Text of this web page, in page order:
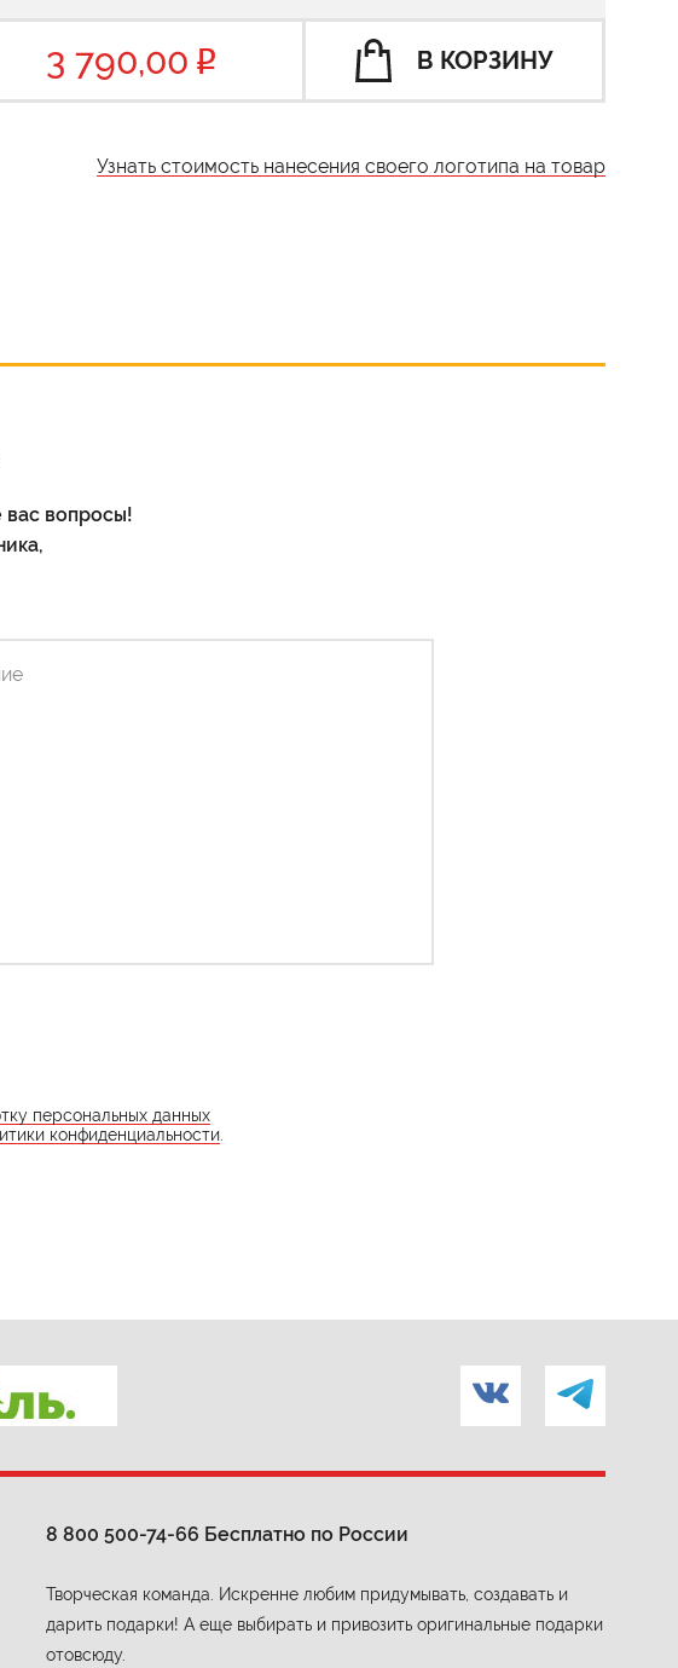
3 790,00 В КОРЗИНУ
Узнать стоимость нанесения своего логотипа на товар
вопросы!
персональных данных
конфиденциальности
8 800 500-74-66 Бесплатно по России
Творческая команда. Искренне любим придумывать, создавать и
дарить подарки! А еще выбирать и привозить оригинальные подарки
отовсюду.